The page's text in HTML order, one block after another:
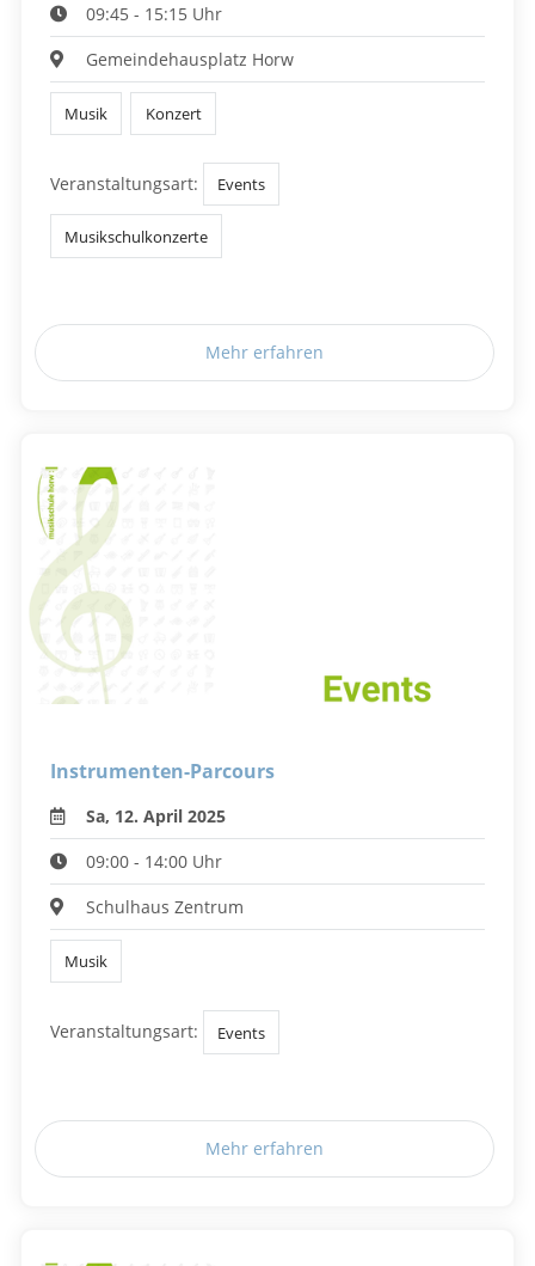
09:45 - 15:15 Uhr
Gemeindehausplatz Horw
Musik Konzert
Veranstaltungsart: Events
Musikschulkonzerte
Mehr erfahren
Instrumenten-Parcours
Sa, 12. April 2025
09:00 - 14:00 Uhr
Schulhaus Zentrum
Musik
Veranstaltungsart: Events
Mehr erfahren